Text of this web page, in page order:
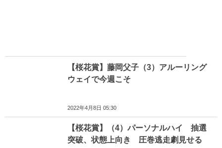
【桜花賞】藤岡父子（3）アルーリング
ウェイで今週こそ
2022年4月8日 05:30
【桜花賞】（4）パーソナルハイ 抽選
突破、状態上向き 圧巻逃走劇見せる